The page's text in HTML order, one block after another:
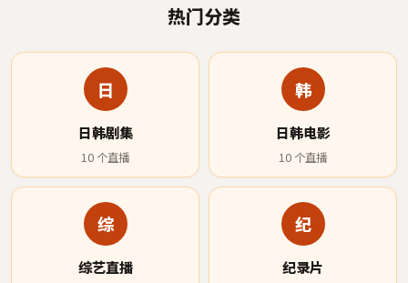
热门分类
日
日韩剧集
10 个直播
韩
日韩电影
10 个直播
综
综艺直播
纪
纪录片